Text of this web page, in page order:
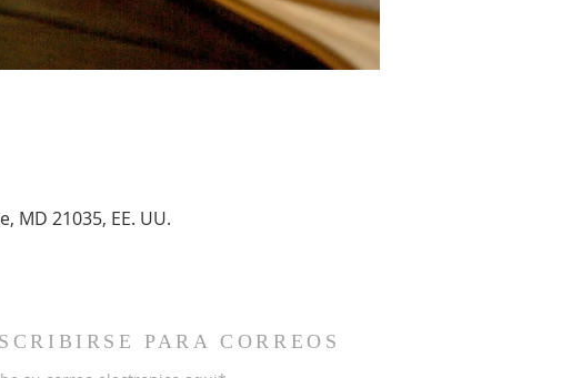
MD 21035, EE. UU.
PARA CORREOS